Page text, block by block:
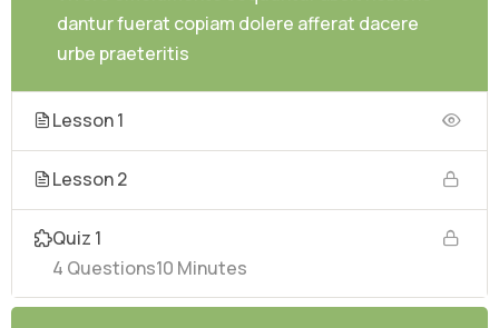
dantur fuerat copiam dolere afferat dacere
urbe praeteritis
Lesson 1
Lesson 2
Quiz 1
10 Minutes
4 Questions